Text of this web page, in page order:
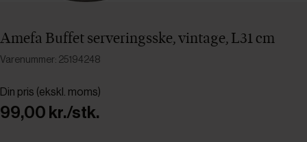
Amefa Buffet serveringsske, vintage, L31 cm
Varenummer: 25194248
Din pris (ekskl. moms)
99,00 kr./stk.